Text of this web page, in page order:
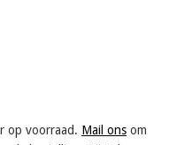
op voorraad. Mail ons om